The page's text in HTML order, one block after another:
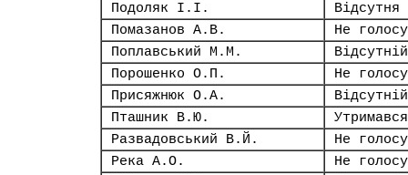
Подоляк І.І.
Відсутня
Помазанов А.В.
Не
Поплавський М.М.
Відсутній
Порошенко О.П.
Не
Присяжнюк О.А.
Відсутній
Пташник В.Ю.
Утримався
Развадовський В.Й.
Не
Река А.О.
Не